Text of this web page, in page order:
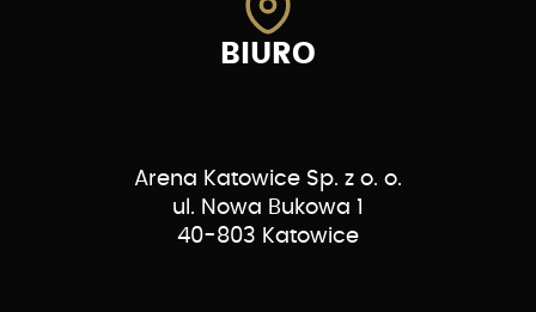
BIURO
Arena Katowice Sp. z o. o.
ul. Nowa Bukowa 1
40-803 Katowice